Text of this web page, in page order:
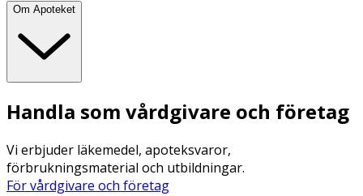
Om Apoteket
Handla som vårdgivare och företag
Vi erbjuder läkemedel, apoteksvaror,
förbrukningsmaterial och utbildningar.
För vårdgivare och företag